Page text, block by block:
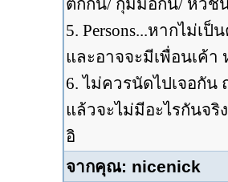
ตักกัน/ กุมมือกัน/ หัวช
5. Persons...หากไม่เ
และอาจจะมีเพื่อนเค้า
6. ไม่ควรนัดไปเจอกั
แล้วจะไม่มีอะไรกันจริ
อิ
จากคุณ: nicenick